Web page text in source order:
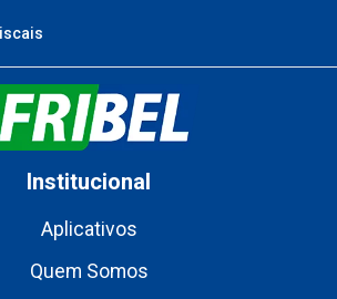
Institucional
Aplicativos
Quem Somos